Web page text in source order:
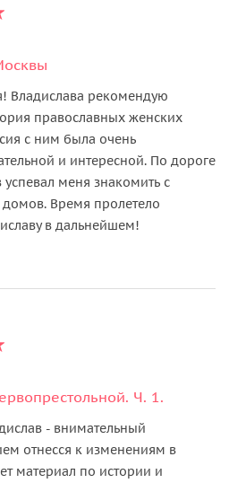
Владислава рекомендую
православных женских
с ним была очень
и интересной. По дороге
меня знакомить с
Время пролетело
в дальнейшем!
Ч. 1.
- внимательный
отнесся к изменениям в
материал по истории и